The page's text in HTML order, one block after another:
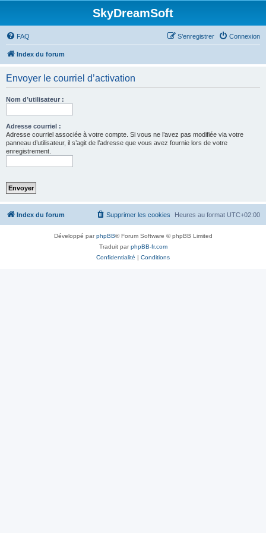
SkyDreamSoft
FAQ Connexion
S’enregistrer
Index du forum
Envoyer le courriel d’activation
Nom d’utilisateur :
Adresse courriel :
Adresse courriel associée à votre compte. Si vous ne l’avez pas modifiée via votre
panneau d’utilisateur, il s’agit de l’adresse que vous avez fournie lors de votre
enregistrement.
Index du forum Heures au format UTC+02:00
Supprimer les cookies
Développé parphpBB® Forum Software © phpBB Limited
Traduit parphpBB-fr.com
Confidentialité | Conditions